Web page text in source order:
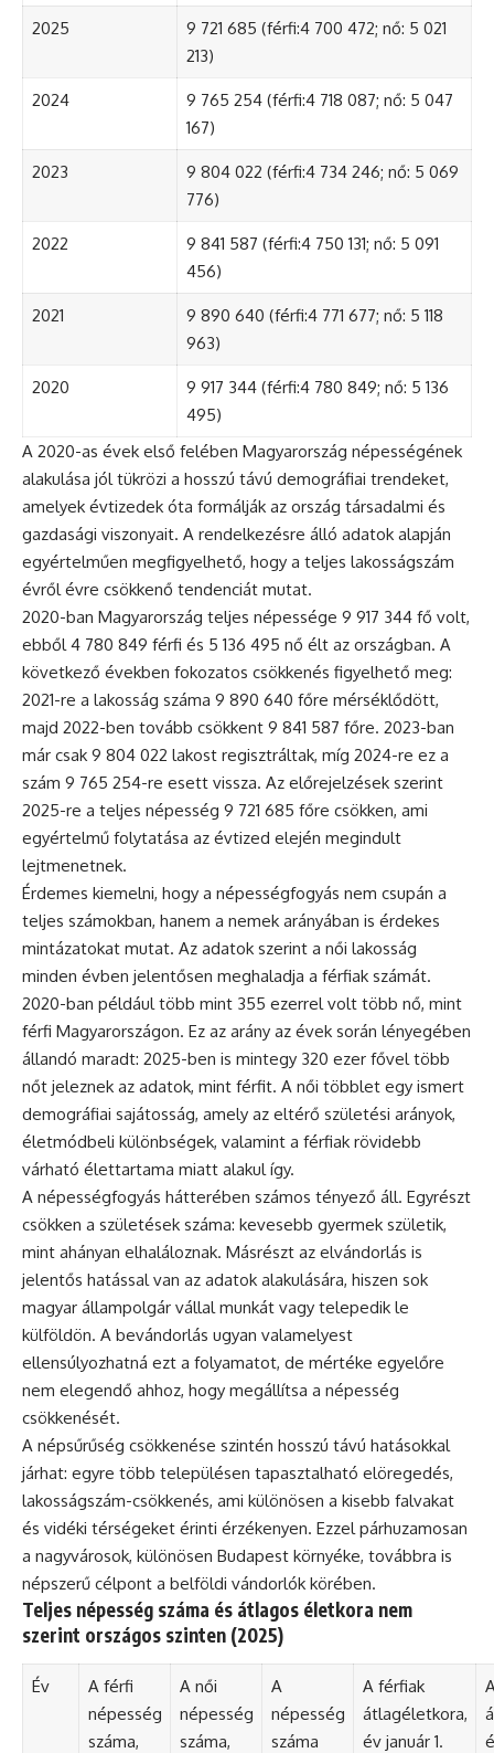
2025
9 721 685 (férfi:4 700 472; nő: 5 021
213)
2024
9 765 254 (férfi:4 718 087; nő: 5 047
167)
2023
9 804 022 (férfi:4 734 246; nő: 5 069
776)
2022
9 841 587 (férfi:4 750 131; nő: 5 091
456)
2021
9 890 640 (férfi:4 771 677; nő: 5 118
963)
2020
9 917 344 (férfi:4 780 849; nő: 5 136
495)
A 2020-as évek első felében Magyarország népességének
alakulása jól tükrözi a hosszú távú demográfiai trendeket,
amelyek évtizedek óta formálják az ország társadalmi és
gazdasági viszonyait. A rendelkezésre álló adatok alapján
egyértelműen megfigyelhető, hogy a teljes lakosságszám
évről évre csökkenő tendenciát mutat.
2020-ban Magyarország teljes népessége 9 917 344 fő volt,
ebből 4 780 849 férfi és 5 136 495 nő élt az országban. A
következő években fokozatos csökkenés figyelhető meg:
2021-re a lakosság száma 9 890 640 főre mérséklődött,
majd 2022-ben tovább csökkent 9 841 587 főre. 2023-ban
már csak 9 804 022 lakost regisztráltak, míg 2024-re ez a
szám 9 765 254-re esett vissza. Az előrejelzések szerint
2025-re a teljes népesség 9 721 685 főre csökken, ami
egyértelmű folytatása az évtized elején megindult
lejtmenetnek.
Érdemes kiemelni, hogy a népességfogyás nem csupán a
teljes számokban, hanem a nemek arányában is érdekes
mintázatokat mutat. Az adatok szerint a női lakosság
minden évben jelentősen meghaladja a férfiak számát.
2020-ban például több mint 355 ezerrel volt több nő, mint
férfi Magyarországon. Ez az arány az évek során lényegében
állandó maradt: 2025-ben is mintegy 320 ezer fővel több
nőt jeleznek az adatok, mint férfit. A női többlet egy ismert
demográfiai sajátosság, amely az eltérő születési arányok,
életmódbeli különbségek, valamint a férfiak rövidebb
várható élettartama miatt alakul így.
A népességfogyás hátterében számos tényező áll. Egyrészt
csökken a születések száma: kevesebb gyermek születik,
mint ahányan elhaláloznak. Másrészt az elvándorlás is
jelentős hatással van az adatok alakulására, hiszen sok
magyar állampolgár vállal munkát vagy telepedik le
külföldön. A bevándorlás ugyan valamelyest
ellensúlyozhatná ezt a folyamatot, de mértéke egyelőre
nem elegendő ahhoz, hogy megállítsa a népesség
csökkenését.
A népsűrűség csökkenése szintén hosszú távú hatásokkal
járhat: egyre több településen tapasztalható elöregedés,
lakosságszám-csökkenés, ami különösen a kisebb falvakat
és vidéki térségeket érinti érzékenyen. Ezzel párhuzamosan
a nagyvárosok, különösen Budapest környéke, továbbra is
népszerű célpont a belföldi vándorlók körében.
Teljes népesség száma és átlagos életkora nem
szerint országos szinten (2025)
Év
A férfi
népesség
száma,
A női
népesség
száma,
A
népesség
száma
A férfiak
átlagéletkora,
év január 1.